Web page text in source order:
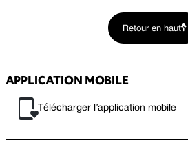
Retour en haut
APPLICATION MOBILE
Télécharger l’application mobile